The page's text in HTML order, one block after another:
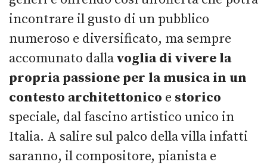
incontrare il gusto di un pubblico
numeroso e diversificato, ma sempre
accomunato dallavoglia di vivere la
propria passione per la musica in un
contesto architettonico e storico
speciale, dal fascino artistico unico in
Italia. A salire sul palco della villa infatti
saranno, il compositore, pianista e